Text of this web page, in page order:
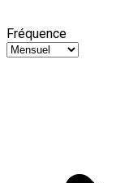
Fréquence